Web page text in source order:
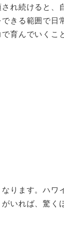
れ続けると、
きる範囲で日
育んでいくこ
ります。ハワ
いれば、驚く